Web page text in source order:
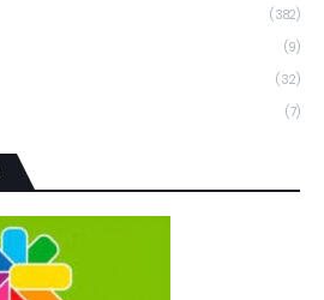
(382)
(9)
(32)
(7)